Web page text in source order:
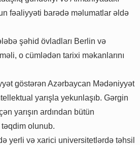
fəaliyyəti barədə məlumatlar əldə
şəhid övladları Berlin və
o cümlədən tarixi məkanlarını
göstərən Azərbaycan Mədəniyyət
yarışla yekunlaşıb. Gərgin
yarışın ardından bütün
olunub.
yerli və xarici universitetlərdə təhsil